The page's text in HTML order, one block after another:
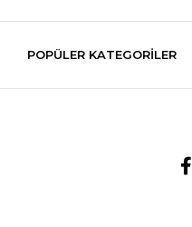
POPÜLER KATEGORİLER